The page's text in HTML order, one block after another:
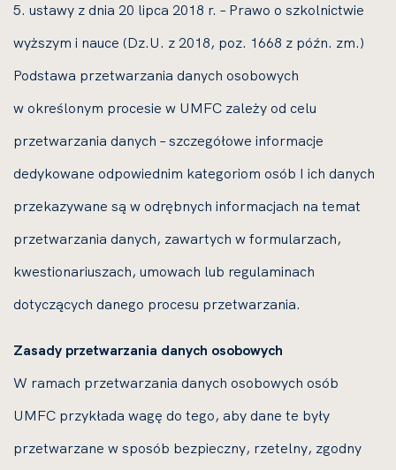
5. ustawy z dnia 20 lipca 2018 r. – Prawo o szkolnictwie
wyższym i nauce (Dz.U. z 2018, poz. 1668 z późn. zm.)
Podstawa przetwarzania danych osobowych
w określonym procesie w UMFC zależy od celu
przetwarzania danych – szczegółowe informacje
dedykowane odpowiednim kategoriom osób I ich danych
przekazywane są w odrębnych informacjach na temat
przetwarzania danych, zawartych w formularzach,
kwestionariuszach, umowach lub regulaminach
dotyczących danego procesu przetwarzania.
Zasady przetwarzania danych osobowych
W ramach przetwarzania danych osobowych osób
UMFC przykłada wagę do tego, aby dane te były
przetwarzane w sposób bezpieczny, rzetelny, zgodny